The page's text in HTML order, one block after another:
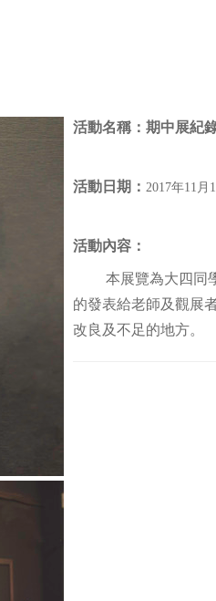
活動名稱： 期中展紀
活動日期： 2017年11月
活動內容：
本展覽為大四同學
的發表給老師及觀展
改良及不足的地方。